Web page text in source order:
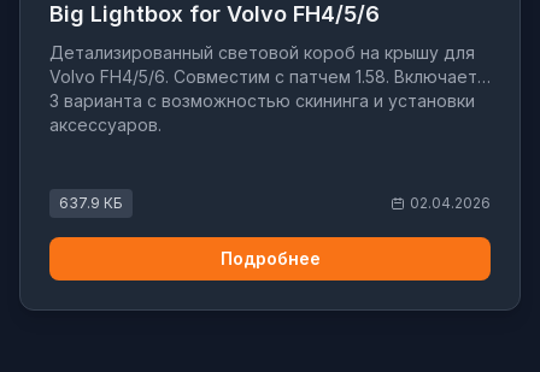
Big Lightbox for Volvo FH4/5/6
Детализированный световой короб на крышу для
Volvo FH4/5/6. Совместим с патчем 1.58. Включает
3 варианта с возможностью скининга и установки
аксессуаров.
637.9 КБ 02.04.2026
Подробнее